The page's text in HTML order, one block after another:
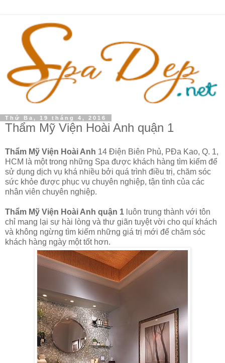
Thứ Ba, 19 tháng 4, 2016
Thẩm Mỹ Viện Hoài Anh quận 1
Thẩm Mỹ Viện Hoài Anh 14 Điện Biên Phủ, PĐa Kao, Q. 1,
HCM là một trong những Spa được khách hàng tìm kiếm để
sử dụng dịch vụ khá nhiều bởi quá trình điều trị, chăm sóc
sức khỏe được phục vụ chuyên nghiệp, tận tình của các
nhân viên chuyên nghiệp.
Thẩm Mỹ Viện Hoài Anh quận 1 luôn trung thành với tôn
chỉ mang lại sự hài lòng và thư giãn tuyệt vời cho quí khách
và không ngừng tìm kiếm những giá trị mới để chăm sóc
khách hàng ngày một tốt hơn.